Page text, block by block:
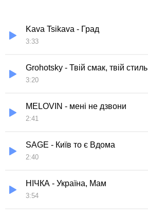
Kava Tsikava - Град
3:33
Grohotsky - Твій смак, твій стиль
3:20
MELOVIN - мені не дзвони
2:41
SAGE - Київ то є Вдома
2:40
НІЧКА - Україна, Мам
3:54